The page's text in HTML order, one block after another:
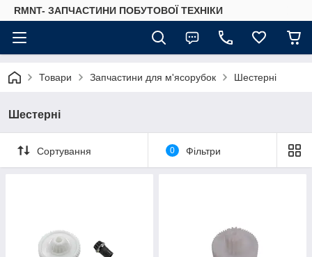
RMNT- ЗАПЧАСТИНИ ПОБУТОВОЇ ТЕХНІКИ
Товари Запчастини для м'ясорубок Шестерні
Шестерні
Сортування 0 Фільтри